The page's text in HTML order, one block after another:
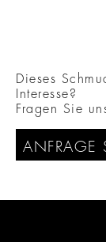
Dieses
Interesse?
Fragen Sie
ANFRAGE